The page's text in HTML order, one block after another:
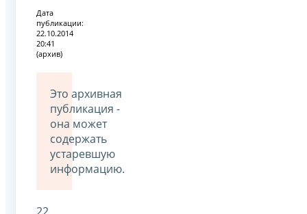
Дата
публикации:
22.10.2014
20:41
(архив)
Это архивная
публикация -
она может
содержать
устаревшую
информацию.
22